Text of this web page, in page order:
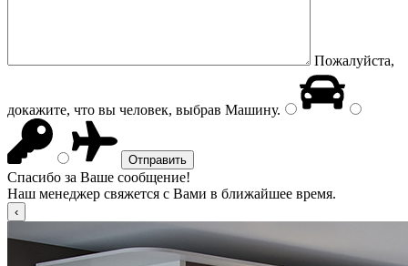
Пожалуйста,
докажите, что вы человек, выбрав Машину.
Спасибо за Ваше сообщение!
Наш менеджер свяжется с Вами в ближайшее время.